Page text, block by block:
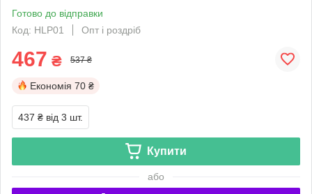
Готово до відправки
Код: HLP01
Опт і роздріб
467 ₴ 537 ₴
Економія 70 ₴
437 ₴ від 3 шт.
Купити
або